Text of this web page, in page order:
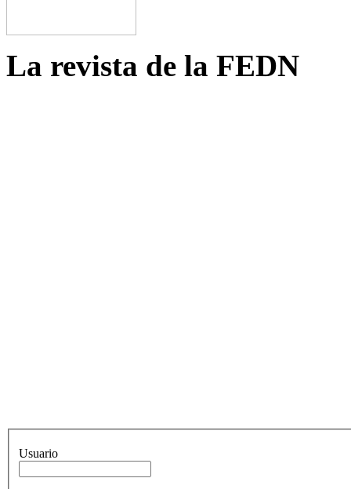
La revista de la FEDN
Usuario